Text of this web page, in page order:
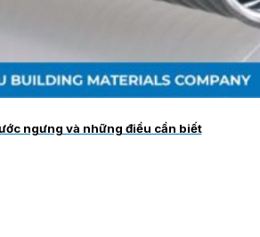
ngưng và những điều cần biết